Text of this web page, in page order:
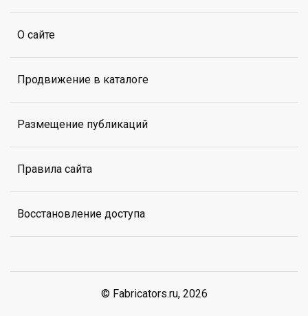
О сайте
Продвижение в каталоге
Размещение публикаций
Правила сайта
Восстановление доступа
© Fabricators.ru, 2026